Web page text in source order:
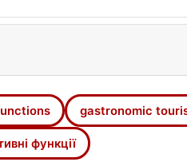
точність і
на ставлення читача,
в текстах із метою
подорож уявною, а
Незважаючи на доволі
мовлення.
gastronomic
функції